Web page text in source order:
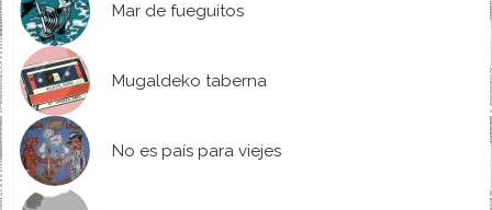
Mar de fueguitos
Mugaldeko taberna
No es país para viejes